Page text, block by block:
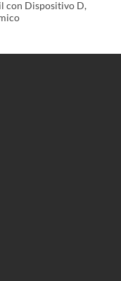
con Dispositivo D,